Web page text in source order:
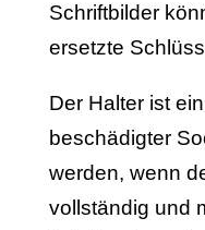
Schriftbilder
ersetzte
Der Halter ist
beschädigter
werden, wenn
vollständig und